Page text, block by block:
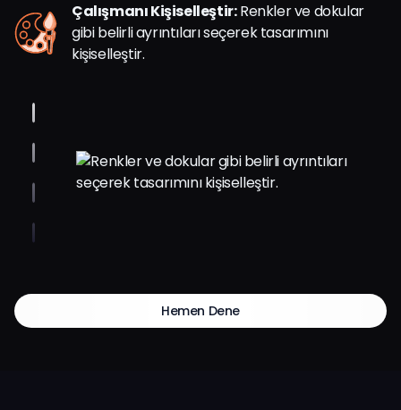
Çalışmanı Kişiselleştir:Renkler ve dokular
gibi belirli ayrıntıları seçerek tasarımını
kişiselleştir.
Hemen Dene